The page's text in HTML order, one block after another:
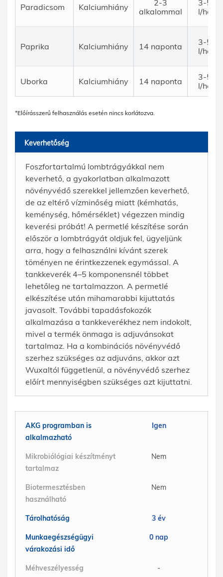
Paradicsom Kalciumhiány
2-3
alkalommal
3-5
l/ha
Paprika Kalciumhiány 14 naponta
3-5
l/ha
Uborka Kalciumhiány 14 naponta
3-5
l/ha
*Előírásszerű felhasználás esetén nincs korlátozva.
Keverhetőség
Foszfortartalmú lombtrágyákkal nem
keverhető, a gyakorlatban alkalmazott
növényvédő szerekkel jellemzően keverhető,
de az eltérő vízminőség miatt (kémhatás,
keménység, hőmérséklet) végezzen mindig
keverési próbát! A permetlé készítése során
először a lombtrágyát oldjuk fel, ügyeljünk
arra, hogy a felhasználni kívánt szerek
töményen ne érintkezzenek egymással. A
tankkeverék 4–5 komponensnél többet
lehetőleg ne tartalmazzon. A permetlé
elkészítése után mihamarabbi kijuttatás
javasolt. További tapadásfokozók
alkalmazása a tankkeverékhez nem indokolt,
mivel a termék önmaga is adjuvánsokat
tartalmaz. Ha a kombinációs növényvédő
szerhez szükséges az adjuváns, akkor azt
Wuxaltól függetlenül, a növényvédő szerhez
előírt mennyiségben szükséges azt kijuttatni.
AKG programban is
alkalmazható
Igen
Mikrobiólógiai készítményt
tartalmaz
Nem
Biotermesztésben
használható
Nem
Tárolhatóság 3 év
Munkaegészségügyi
várakozási idő
0 nap
Méhveszélyesség -